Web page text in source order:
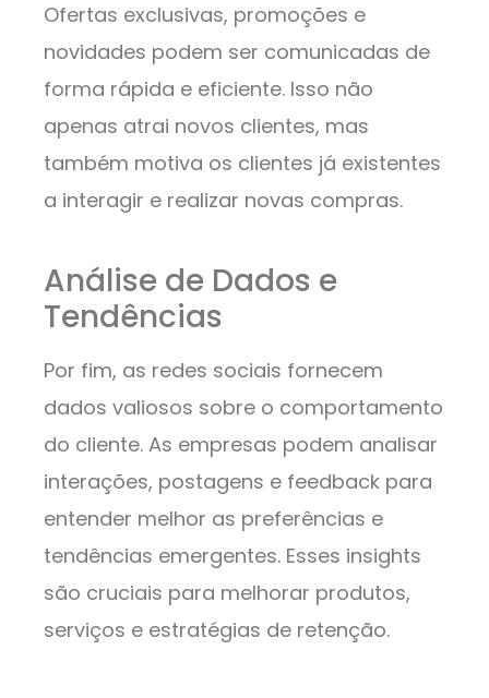
Ofertas exclusivas, promoções e
novidades podem ser comunicadas de
forma rápida e eficiente. Isso não
apenas atrai novos clientes, mas
também motiva os clientes já existentes
a interagir e realizar novas compras.
Análise de Dados e
Tendências
Por fim, as redes sociais fornecem
dados valiosos sobre o comportamento
do cliente. As empresas podem analisar
interações, postagens e feedback para
entender melhor as preferências e
tendências emergentes. Esses insights
são cruciais para melhorar produtos,
serviços e estratégias de retenção.